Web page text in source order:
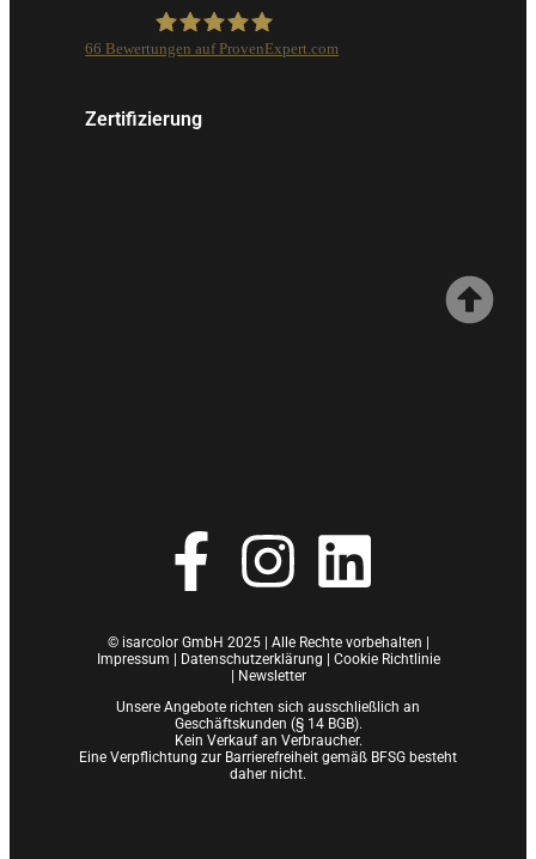
© isarcolor GmbH 2025 | Alle Rechte vorbehalten |
Impressum
Datenschutzerklärung | Cookie Richtlinie
Newsletter
Unsere Angebote richten sich ausschließlich an
Geschäftskunden (§ 14 BGB).
Kein Verkauf an Verbraucher.
Eine Verpflichtung zur Barrierefreiheit gemäß BFSG besteht
daher nicht.
66 Bewertungen auf ProvenExpert.com
Zertifizierung